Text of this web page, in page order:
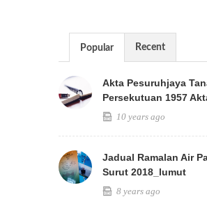
Popular Recent
Akta Pesuruhjaya
Persekutuan 1957
10 years ago
Jadual Ramalan Air
Surut 2018_lumut
8 years ago